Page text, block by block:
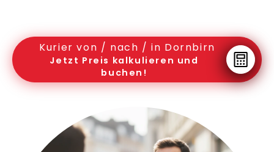
Kurier von / nach / in Dornbirn
Jetzt Preis kalkulieren und
buchen!